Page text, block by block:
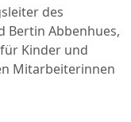
des
Bertin Abbenhues,
Kinder und
Mitarbeiterinnen